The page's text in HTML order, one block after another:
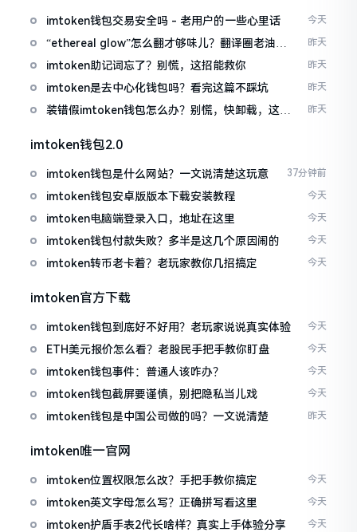
imtoken钱包交易安全吗 - 老用户的一些心里话 今天
“ethereal glow”怎么翻才够味儿？翻译圈老油条
的私房话
昨天
imtoken助记词忘了？别慌，这招能救你 昨天
imtoken是去中心化钱包吗？看完这篇不踩坑 昨天
装错假imtoken钱包怎么办？别慌，快卸载，这几
昨天
imtoken钱包2.0
imtoken钱包是什么网站？一文说清楚这玩意 37分钟前
imtoken钱包安卓版版本下载安装教程 今天
imtoken电脑端登录入口，地址在这里 今天
imtoken钱包付款失败？多半是这几个原因闹的 今天
imtoken转币老卡着？老玩家教你几招搞定 今天
imtoken官方下载
imtoken钱包到底好不好用？老玩家说说真实体验 今天
ETH美元报价怎么看？老股民手把手教你盯盘 今天
imtoken钱包事件：普通人该咋办？ 今天
imtoken钱包截屏要谨慎，别把隐私当儿戏 今天
imtoken钱包是中国公司做的吗？一文说清楚 昨天
imtoken唯一官网
imtoken位置权限怎么改？手把手教你搞定 今天
imtoken英文字母怎么写？正确拼写看这里 今天
imtoken护盾手表2代长啥样？真实上手体验分享 今天